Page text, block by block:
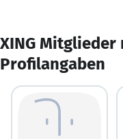
XING
Profilangaben